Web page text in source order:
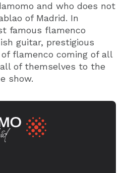
and who does not
of Madrid. In
famous flamenco
guitar, prestigious
flamenco coming of all
of themselves to the
show.